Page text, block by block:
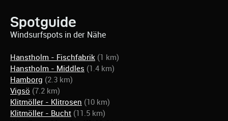
Spotguide
Windsurfspots in der Nähe
Hanstholm - Fischfabrik (1 km)
Hanstholm - Middles (1.4 km)
Hamborg (2.3 km)
Vigsö (7.2 km)
Klitmöller - Klitrosen (10 km)
Klitmöller - Bucht (11.5 km)